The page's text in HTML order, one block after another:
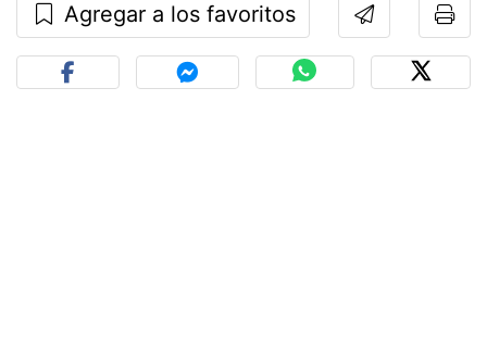
Agregar a los favoritos